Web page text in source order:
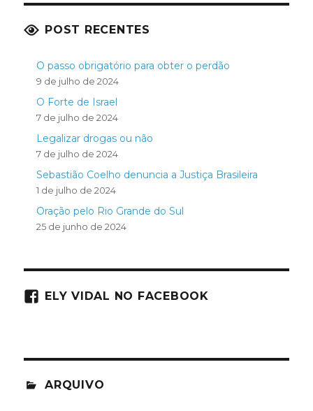
POST RECENTES
O passo obrigatório para obter o perdão
9 de julho de 2024
O Forte de Israel
7 de julho de 2024
Legalizar drogas ou não
7 de julho de 2024
Sebastião Coelho denuncia a Justiça Brasileira
1 de julho de 2024
Oração pelo Rio Grande do Sul
25 de junho de 2024
ELY VIDAL NO FACEBOOK
ARQUIVO